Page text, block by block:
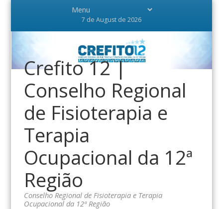
7 de August de 2026
Crefito 12 |
Conselho Regional
de Fisioterapia e
Terapia
Ocupacional da 12ª
Região
Conselho Regional de Fisioterapia e Terapia
Ocupacional da 12ª Região